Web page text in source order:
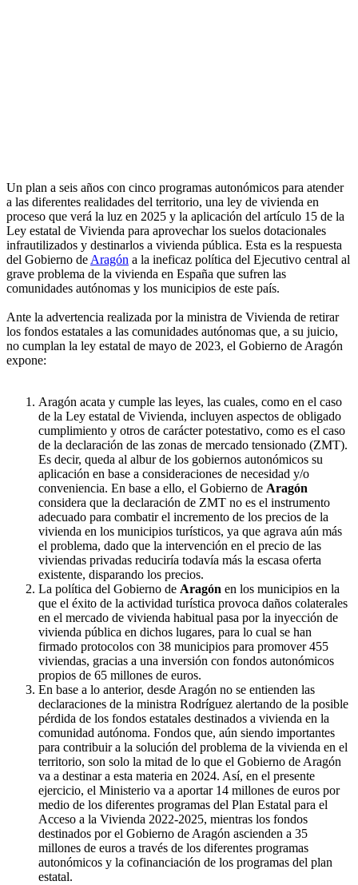
Un plan a seis años con cinco programas autonómicos para atender
a las diferentes realidades del territorio, una ley de vivienda en
proceso que verá la luz en 2025 y la aplicación del artículo 15 de la
Ley estatal de Vivienda para aprovechar los suelos dotacionales
infrautilizados y destinarlos a vivienda pública. Esta es la respuesta
del Gobierno de Aragón a la ineficaz política del Ejecutivo central al
grave problema de la vivienda en España que sufren las
comunidades autónomas y los municipios de este país.
Ante la advertencia realizada por la ministra de Vivienda de retirar
los fondos estatales a las comunidades autónomas que, a su juicio,
no cumplan la ley estatal de mayo de 2023, el Gobierno de Aragón
expone:
Aragón acata y cumple las leyes, las cuales, como en el caso
de la Ley estatal de Vivienda, incluyen aspectos de obligado
cumplimiento y otros de carácter potestativo, como es el caso
de la declaración de las zonas de mercado tensionado (ZMT).
Es decir, queda al albur de los gobiernos autonómicos su
aplicación en base a consideraciones de necesidad y/o
conveniencia. En base a ello, el Gobierno de Aragón
considera que la declaración de ZMT no es el instrumento
adecuado para combatir el incremento de los precios de la
vivienda en los municipios turísticos, ya que agrava aún más
el problema, dado que la intervención en el precio de las
viviendas privadas reduciría todavía más la escasa oferta
existente, disparando los precios.
La política del Gobierno de Aragón en los municipios en la
que el éxito de la actividad turística provoca daños colaterales
en el mercado de vivienda habitual pasa por la inyección de
vivienda pública en dichos lugares, para lo cual se han
firmado protocolos con 38 municipios para promover 455
viviendas, gracias a una inversión con fondos autonómicos
propios de 65 millones de euros.
En base a lo anterior, desde Aragón no se entienden las
declaraciones de la ministra Rodríguez alertando de la posible
pérdida de los fondos estatales destinados a vivienda en la
comunidad autónoma. Fondos que, aún siendo importantes
para contribuir a la solución del problema de la vivienda en el
territorio, son solo la mitad de lo que el Gobierno de Aragón
va a destinar a esta materia en 2024. Así, en el presente
ejercicio, el Ministerio va a aportar 14 millones de euros por
medio de los diferentes programas del Plan Estatal para el
Acceso a la Vivienda 2022-2025, mientras los fondos
destinados por el Gobierno de Aragón ascienden a 35
millones de euros a través de los diferentes programas
autonómicos y la cofinanciación de los programas del plan
estatal.